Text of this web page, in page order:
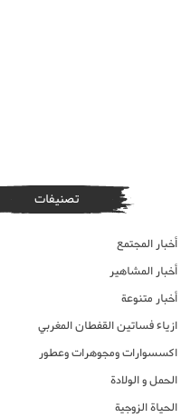
تصنيفات
أخبار المجتمع
أخبار المشاهير
أخبار متنوعة
ازياء فساتين القفطان المغربي
اكسسوارات ومجوهرات وعطور
الحمل و الولادة
الحياة الزوجية